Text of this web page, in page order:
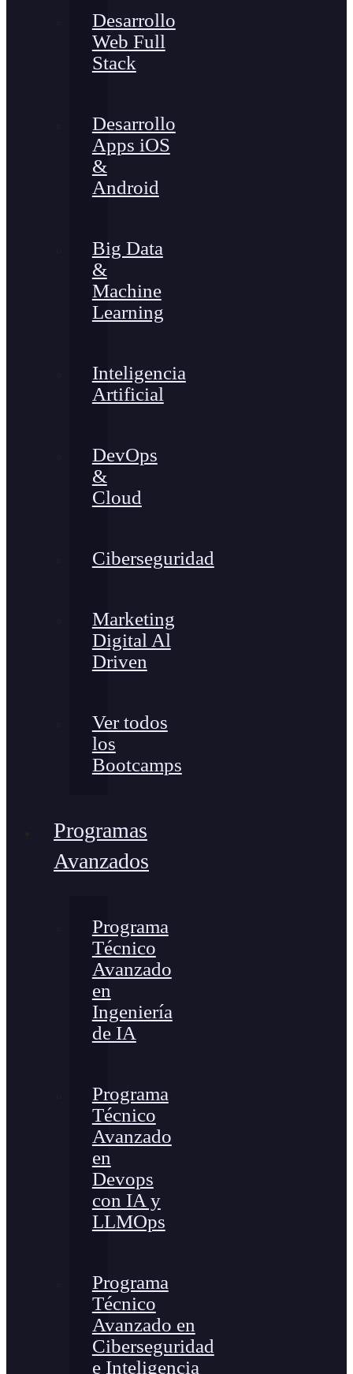
Desarrollo
Web Full
Stack
Desarrollo
Apps iOS
&
Android
Big Data
&
Machine
Learning
Inteligencia
Artificial
DevOps
&
Cloud
Ciberseguridad
Marketing
Digital Al
Driven
Ver todos
los
Bootcamps
Programas
Avanzados
Programa
Técnico
Avanzado
en
Ingeniería
de IA
Programa
Técnico
Avanzado
en
Devops
con IA y
LLMOps
Programa
Técnico
Avanzado en
Ciberseguridad
e Inteligencia